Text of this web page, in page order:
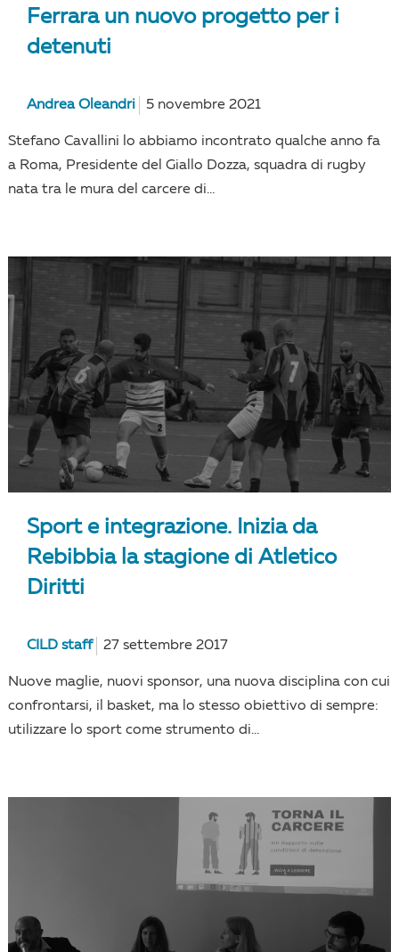
Ferrara un nuovo progetto per i
detenuti
Andrea Oleandri 5 novembre 2021
Stefano Cavallini lo abbiamo incontrato qualche anno fa
a Roma, Presidente del Giallo Dozza, squadra di rugby
nata tra le mura del carcere di...
Sport e integrazione. Inizia da
Rebibbia la stagione di Atletico
Diritti
CILD staff 27 settembre 2017
Nuove maglie, nuovi sponsor, una nuova disciplina con cui
confrontarsi, il basket, ma lo stesso obiettivo di sempre:
utilizzare lo sport come strumento di...